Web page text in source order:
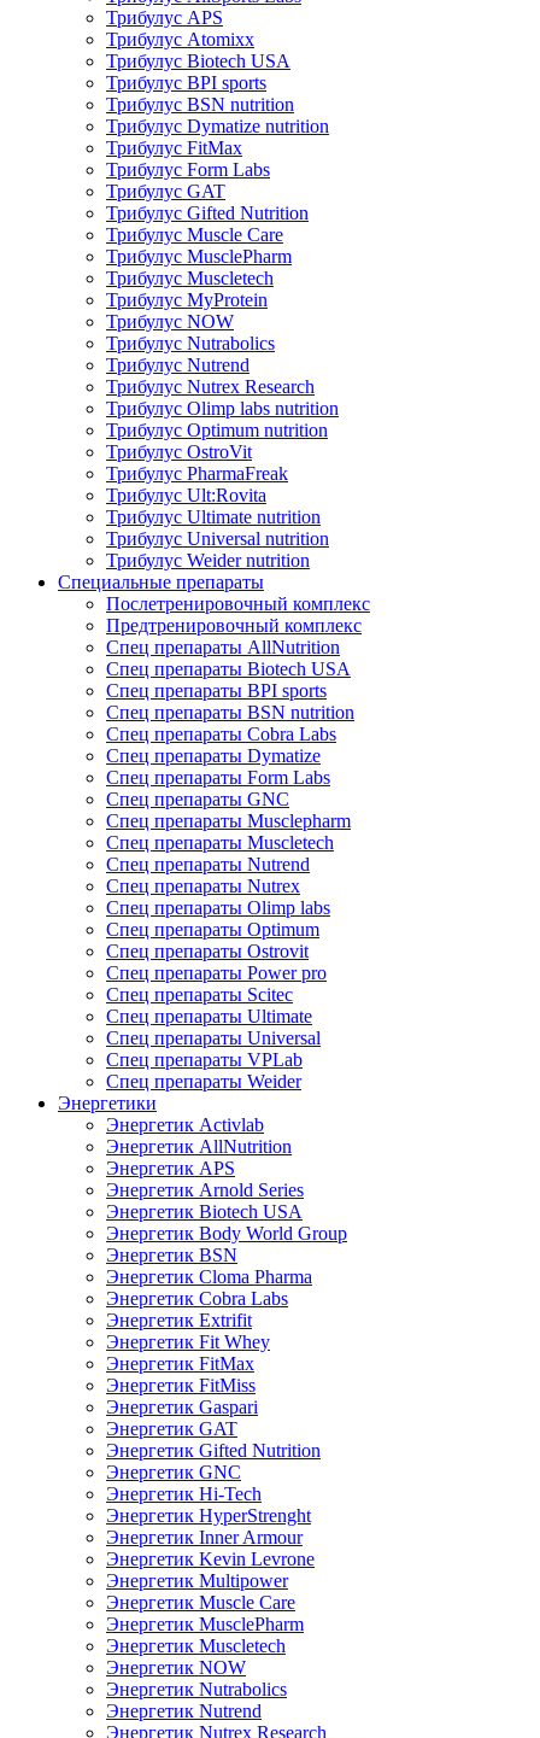
Трибулус APS
Трибулус Atomixx
Трибулус Biotech USA
Трибулус BPI sports
Трибулус BSN nutrition
Трибулус Dymatize nutrition
Трибулус FitMax
Трибулус Form Labs
Трибулус GAT
Трибулус Gifted Nutrition
Трибулус Muscle Care
Трибулус MusclePharm
Трибулус Muscletech
Трибулус MyProtein
Трибулус NOW
Трибулус Nutrabolics
Трибулус Nutrend
Трибулус Nutrex Research
Трибулус Olimp labs nutrition
Трибулус Optimum nutrition
Трибулус OstroVit
Трибулус PharmaFreak
Трибулус Ult:Rovita
Трибулус Ultimate nutrition
Трибулус Universal nutrition
Трибулус Weider nutrition
Специальные препараты
Послетренировочный комплекс
Предтренировочный комплекс
Спец препараты AllNutrition
Спец препараты Biotech USA
Спец препараты BPI sports
Спец препараты BSN nutrition
Спец препараты Cobra Labs
Спец препараты Dymatize
Спец препараты Form Labs
Спец препараты GNC
Спец препараты Musclepharm
Спец препараты Muscletech
Спец препараты Nutrend
Спец препараты Nutrex
Спец препараты Olimp labs
Спец препараты Optimum
Спец препараты Ostrovit
Спец препараты Power pro
Спец препараты Scitec
Спец препараты Ultimate
Спец препараты Universal
Спец препараты VPLab
Спец препараты Weider
Энергетики
Энергетик Activlab
Энергетик AllNutrition
Энергетик APS
Энергетик Arnold Series
Энергетик Biotech USA
Энергетик Body World Group
Энергетик BSN
Энергетик Cloma Pharma
Энергетик Cobra Labs
Энергетик Extrifit
Энергетик Fit Whey
Энергетик FitMax
Энергетик FitMiss
Энергетик Gaspari
Энергетик GAT
Энергетик Gifted Nutrition
Энергетик GNC
Энергетик Hi-Tech
Энергетик HyperStrenght
Энергетик Inner Armour
Энергетик Kevin Levrone
Энергетик Multipower
Энергетик Muscle Care
Энергетик MusclePharm
Энергетик Muscletech
Энергетик NOW
Энергетик Nutrabolics
Энергетик Nutrend
Энергетик Nutrex Research